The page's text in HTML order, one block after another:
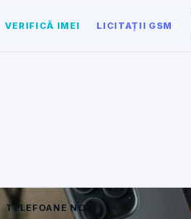
VERIFICĂ IMEI LICITAȚII GSM
TELEFOANE NOI